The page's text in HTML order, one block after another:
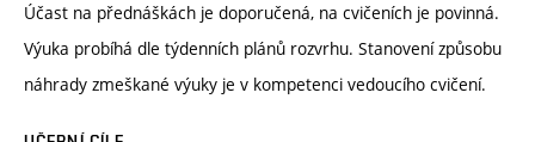
Účast na přednáškách je doporučená, na cvičeních je povinná.
Výuka probíhá dle týdenních plánů rozvrhu. Stanovení způsobu
náhrady zmeškané výuky je v kompetenci vedoucího cvičení.